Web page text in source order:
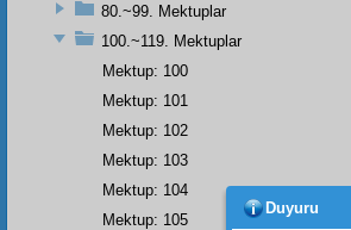
80.~99. Mektuplar
100.~119. Mektuplar
Mektup: 100
Mektup: 101
Mektup: 102
Mektup: 103
Mektup: 104
Mektup: 105
Duyuru